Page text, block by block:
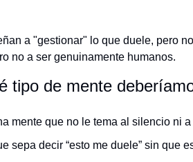
a "gestionar" lo que duele, pero
no a ser genuinamente humanos.
tipo de mente
mente que no le tema al silencio ni
sepa decir “esto me duele” sin que